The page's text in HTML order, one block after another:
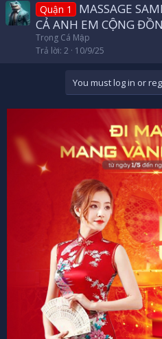
Quận 1
MASSAGE
CẢ ANH EM CỘNG
Trọng Cá Mập
Trả lời 2 10/9/25
You must log in or